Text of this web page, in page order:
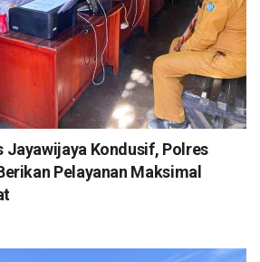
Jayawijaya Kondusif, Polres
Pelayanan Maksimal